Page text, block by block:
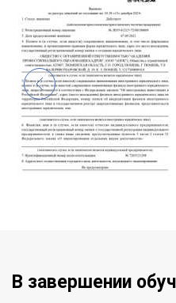
В завершении